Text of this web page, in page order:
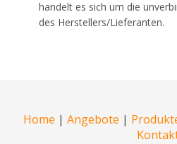
handelt es sich um die
des Herstellers/Lieferanten.
Home | Angebote |